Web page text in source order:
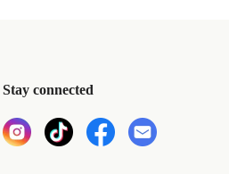
Stay connected